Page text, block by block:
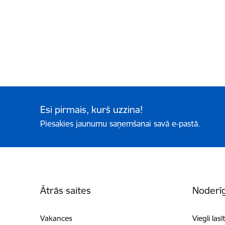
Esi pirmais, kurš uzzina!
Piesakies jaunumu saņemšanai savā e-pastā.
Ātrās saites
Vakances Viegli lasīt